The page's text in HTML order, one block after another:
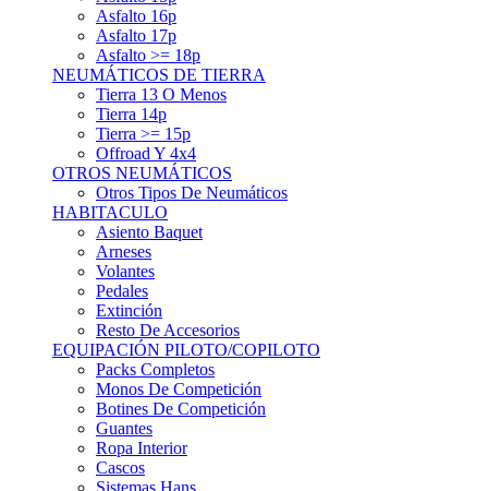
Asfalto 17p
Asfalto >= 18p
NEUMÁTICOS DE TIERRA
Tierra 13 O Menos
Tierra 14p
Tierra >= 15p
Offroad Y 4x4
OTROS NEUMÁTICOS
Otros Tipos De Neumáticos
HABITACULO
Asiento Baquet
Arneses
Volantes
Pedales
Extinción
Resto De Accesorios
EQUIPACIÓN PILOTO/COPILOTO
Packs Completos
Monos De Competición
Botines De Competición
Guantes
Ropa Interior
Cascos
Sistemas Hans
Bolsas Y Mochilas